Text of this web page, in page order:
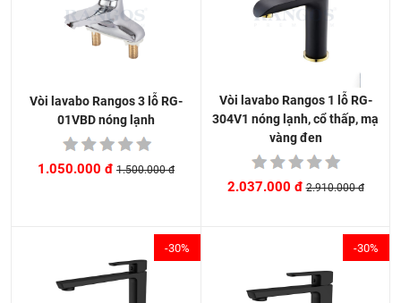
Vòi lavabo Rangos 3 lỗ RG-
01VBD nóng lạnh
1.050.000 đ 1.500.000 đ
Vòi lavabo Rangos 1 lỗ RG-
304V1 nóng lạnh, cổ thấp, mạ
vàng đen
2.037.000 đ 2.910.000 đ
-30% -30%